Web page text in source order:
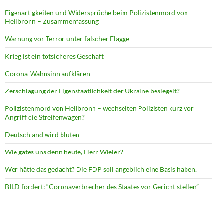
Eigenartigkeiten und Widersprüche beim Polizistenmord von
Heilbronn – Zusammenfassung
Warnung vor Terror unter falscher Flagge
Krieg ist ein totsicheres Geschäft
Corona-Wahnsinn aufklären
Zerschlagung der Eigenstaatlichkeit der Ukraine besiegelt?
Polizistenmord von Heilbronn – wechselten Polizisten kurz vor
Angriff die Streifenwagen?
Deutschland wird bluten
Wie gates uns denn heute, Herr Wieler?
Wer hätte das gedacht? Die FDP soll angeblich eine Basis haben.
BILD fordert: “Coronaverbrecher des Staates vor Gericht stellen”